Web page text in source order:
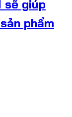
sẽ giúp
phẩm